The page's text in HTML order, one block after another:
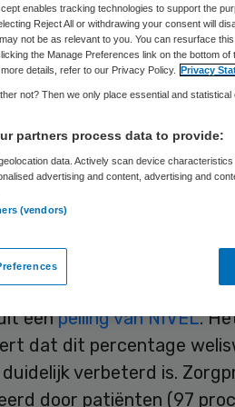
Skipr Redactie 20 maart 2014,
verzorgenden en
relatief weinig waardering
de helft (53 procent)
weet hebben van
50 procent heeft
te worden.
eenpeiling van NIVEL.
dat dit percentage
verbeterd is.
door patiënten (97
enables tracking technologies to support the
Reject All or withdrawing your consent will
not be as relevant to you. You can resurface
the Manage Preferences link on the bottom
details, refer to our Privacy Policy. Privacy
not? Then we only place essential and
partners process data to provide:
data. Actively scan device
advertising and content, advertising and
(vendors)